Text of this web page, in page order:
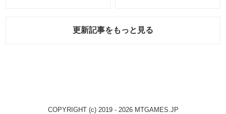
更新記事をもっと見る
COPYRIGHT (c) 2019 - 2026 MTGAMES.JP